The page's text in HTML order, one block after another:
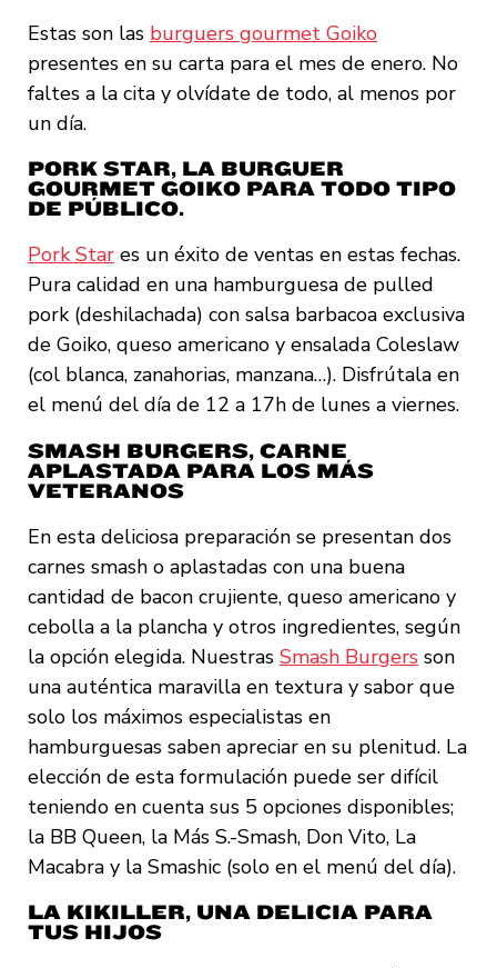
Estas son las burguers gourmet Goiko
presentes en su carta para el mes de enero. No
faltes a la cita y olvídate de todo, al menos por
un día.
PORK STAR, LA BURGUER
GOURMET GOIKO PARA TODO TIPO
DE PÚBLICO.
Pork Star es un éxito de ventas en estas fechas.
Pura calidad en una hamburguesa de pulled
pork (deshilachada) con salsa barbacoa exclusiva
de Goiko, queso americano y ensalada Coleslaw
(col blanca, zanahorias, manzana…). Disfrútala en
el menú del día de 12 a 17h de lunes a viernes.
SMASH BURGERS, CARNE
APLASTADA PARA LOS MÁS
VETERANOS
En esta deliciosa preparación se presentan dos
carnes smash o aplastadas con una buena
cantidad de bacon crujiente, queso americano y
cebolla a la plancha y otros ingredientes, según
la opción elegida. Nuestras Smash Burgers son
una auténtica maravilla en textura y sabor que
solo los máximos especialistas en
hamburguesas saben apreciar en su plenitud. La
elección de esta formulación puede ser difícil
teniendo en cuenta sus 5 opciones disponibles;
la BB Queen, la Más S.-Smash, Don Vito, La
Macabra y la Smashic (solo en el menú del día).
LA KIKILLER, UNA DELICIA PARA
TUS HIJOS